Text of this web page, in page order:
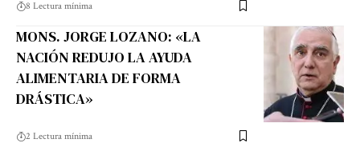
8 Lectura mínima
MONS. JORGE LOZANO: «LA
NACIÓN REDUJO LA AYUDA
ALIMENTARIA DE FORMA
DRÁSTICA»
2 Lectura mínima